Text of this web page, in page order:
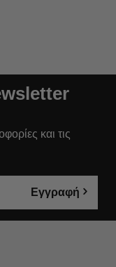
και τις
Εγγραφή